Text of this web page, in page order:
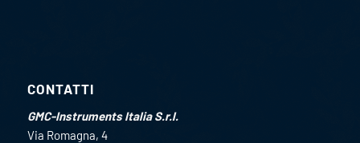
CONTATTI
GMC-Instruments Italia S.r.l.
Via Romagna, 4